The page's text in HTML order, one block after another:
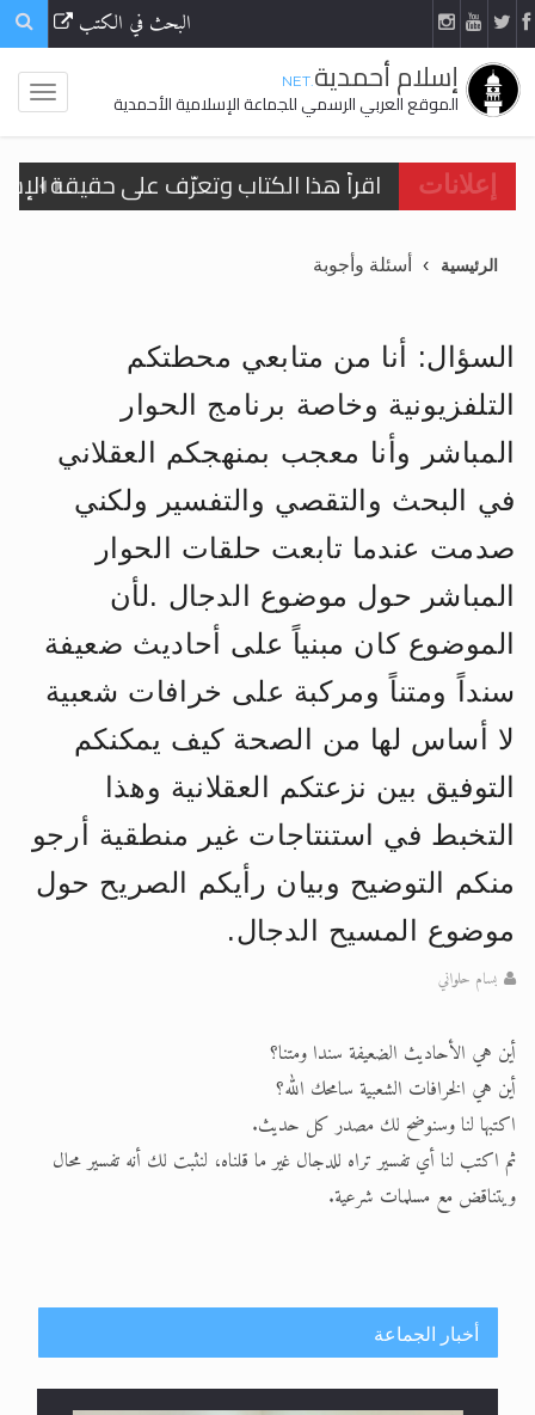
البحث في الكتب
إسلام أحمدية.NET
الموقع العربي الرسمي للجماعة الإسلامية الأحمدية
إعلانات
الحجّ.. دلالات، حِكم، وأهداف >> المزيد
اقرأ هذا المقال في أهمية عيد
الحجّ.. دلالات، حِكم، وأهداف >> المزيد
تعميم هامّ لأفراد الجماعة >> المزيد
تعميم هامّ لأفراد الجماعة >> المزيد
الرئيسية أسئلة وأجوبة
السؤال: أنا من متابعي محطتكم
التلفزيونية وخاصة برنامج الحوار
المباشر وأنا معجب بمنهجكم العقلاني
في البحث والتقصي والتفسير ولكني
صدمت عندما تابعت حلقات الحوار
المباشر حول موضوع الدجال .لأن
الموضوع كان مبنياً على أحاديث ضعيفة
سنداً ومتناً ومركبة على خرافات شعبية
لا أساس لها من الصحة كيف يمكنكم
التوفيق بين نزعتكم العقلانية وهذا
التخبط في استنتاجات غير منطقية أرجو
منكم التوضيح وبيان رأيكم الصريح حول
موضوع المسيح الدجال.
بسام حلواني
أين هي الأحاديث الضعيفة سندا ومتنا؟
أين هي الخرافات الشعبية سامحك الله؟
اكتبها لنا وسنوضح لك مصدر كل حديث.
ثم اكتب لنا أي تفسير تراه للدجال غير ما قلناه، لنثبت لك أنه تفسير محال
ويتناقض مع مسلمات شرعية.
أخبار الجماعة